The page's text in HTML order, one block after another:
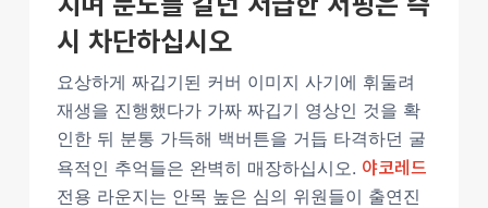
시 차단하십시오
요상하게 짜깁기된 커버 이미지 사기에 휘둘려
재생을 진행했다가 가짜 짜깁기 영상인 것을 확
인한 뒤 분통 가득해 백버튼을 거듭 타격하던 굴
욕적인 추억들은 완벽히 매장하십시오. 야코레드
전용 라운지는 안목 높은 심의 위원들이 출연진